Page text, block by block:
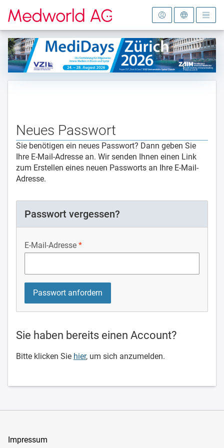
Zur Startseite
Neues Passwort
Sie benötigen ein neues Passwort? Dann geben Sie
Ihre E-Mail-Adresse an. Wir senden Ihnen einen Link
zum Erstellen eines neuen Passworts an Ihre E-Mail-
Adresse.
Passwort vergessen?
E-Mail-Adresse
Sie haben bereits einen Account?
Bitte klicken Sie hier, um sich anzumelden.
Impressum